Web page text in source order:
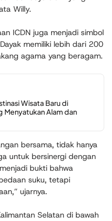
Willy.
ICDN juga menjadi simbol
memiliki lebih dari 200
agama yang beragam.
Wisata Baru di
Menyatukan Alam dan
bersama, tidak hanya
untuk bersinergi dengan
bukti bahwa
suku, tetapi
ujarnya.
Selatan di bawah